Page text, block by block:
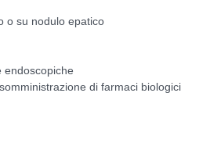
o su nodulo epatico
endoscopiche
di farmaci biologici